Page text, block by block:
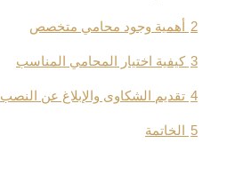
2 أهمية وجود محامي متخصص
3 كيفية اختيار المحامي المناسب
4 تقديم الشكاوى والإبلاغ عن النصب
5 الخاتمة